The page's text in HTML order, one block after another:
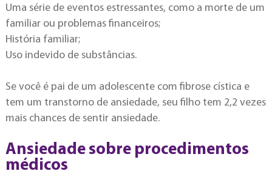
Uma série de eventos estressantes, como a morte de um
familiar ou problemas financeiros;
História familiar;
Uso indevido de substâncias.
Se você é pai de um adolescente com fibrose cística e
tem um transtorno de ansiedade, seu filho tem 2,2 vezes
mais chances de sentir ansiedade.
Ansiedade sobre procedimentos
médicos